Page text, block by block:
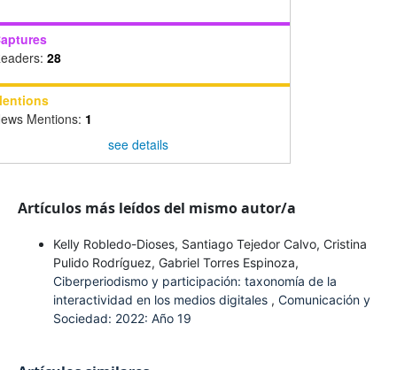
28
Mentions: 1
see details
Artículos más leídos del mismo autor/a
Kelly Robledo-Dioses, Santiago Tejedor Calvo, Cristina
Pulido Rodríguez, Gabriel Torres Espinoza,
Ciberperiodismo y participación: taxonomía de la
interactividad en los medios digitales , Comunicación y
Sociedad: 2022: Año 19